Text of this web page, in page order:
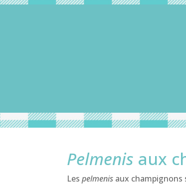
Pelmenis aux
Les pelmenis aux champignons